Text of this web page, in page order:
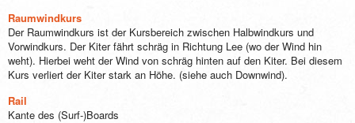
Raumwindkurs
Der Raumwindkurs ist der Kursbereich zwischen Halbwindkurs und
Vorwindkurs. Der Kiter fährt schräg in Richtung Lee (wo der Wind hin
weht). Hierbei weht der Wind von schräg hinten auf den Kiter. Bei diesem
Kurs verliert der Kiter stark an Höhe. (siehe auch Downwind).
Rail
Kante des (Surf-)Boards